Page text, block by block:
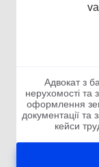
Адвокат з
нерухомості та
оформлення
документації та
кейси